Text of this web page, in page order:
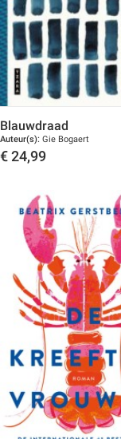
Blauwdraad
Auteur(s): Gie Bogaert
€ 24,99